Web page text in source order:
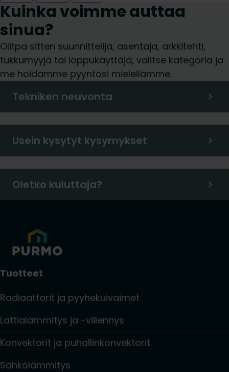
Kuinka voimme auttaa
sinua?
Olitpa sitten suunnittelija, asentaja, arkkitehti,
tukkumyyjä tai loppukäyttäjä, valitse kategoria ja
me hoidamme pyyntösi mielellämme.
Tekniken neuvonta
Usein kysytyt kysymykset
Oletko kuluttaja?
Tuotteet
Radiaattorit ja pyyhekuivaimet
Lattialämmitys ja -viilennys
Konvektorit ja puhallinkonvektorit
Sähkölämmitys